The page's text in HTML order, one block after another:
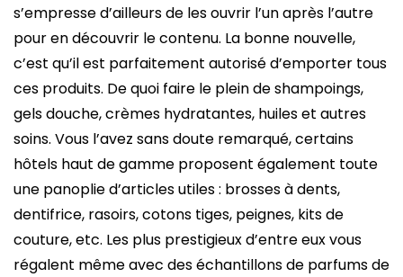
s’empresse d’ailleurs de les ouvrir l’un après l’autre
pour en découvrir le contenu. La bonne nouvelle,
c’est qu’il est parfaitement autorisé d’emporter tous
ces produits. De quoi faire le plein de shampoings,
gels douche, crèmes hydratantes, huiles et autres
soins. Vous l’avez sans doute remarqué, certains
hôtels haut de gamme proposent également toute
une panoplie d’articles utiles : brosses à dents,
dentifrice, rasoirs, cotons tiges, peignes, kits de
couture, etc. Les plus prestigieux d’entre eux vous
régalent même avec des échantillons de parfums de